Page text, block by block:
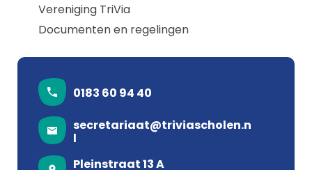
Vereniging TriVia
Documenten en regelingen
0183 60 94 40
secretariaat@triviascholen.n
l
Pleinstraat 13 A